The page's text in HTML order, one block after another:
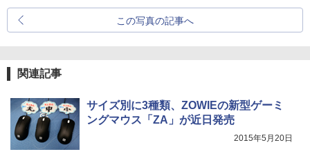
この写真の記事へ
関連記事
サイズ別に3種類、ZOWIEの新型ゲーミ
ングマウス「ZA」が近日発売
2015年5月20日